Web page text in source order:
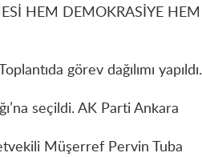
HEM DEMOKRASİYE HEM
görev dağılımı yapıldı.
seçildi. AK Parti Ankara
Müşerref Pervin Tuba